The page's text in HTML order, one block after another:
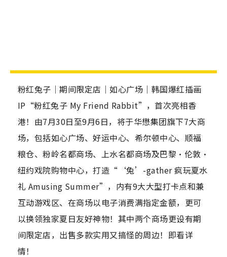
粉红兔子｜期间限定店｜如心广场｜韩国爆红插画
IP“粉红兔子 My Friend Rabbit”，首次亮相香
港！由7月30日至9月6日，将于华懋集团旗下7大商
场，包括如心广场、好运中心、希尔顿中心、顺福
粮仓、粉岭名都商场、上水名都商场及巴黎·伦敦·
纽约戏院购物中心，打造“‘兔’-gather 疯玩夏水
礼 Amusing Summer”，内有9大大型打卡点和兼
互动游戏区、在商场以电子消费满指定金额，更可
以换领独家夏日友好神物！其中两个商场更设有期
间限定店，出售多款实用又搞怪的周边！即看详
情！